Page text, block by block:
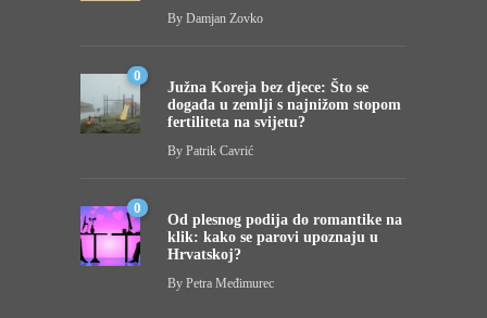
By Damjan Zovko
0
Južna Koreja bez djece: Što se
događa u zemlji s najnižom stopom
fertiliteta na svijetu?
By Patrik Cavrić
0
Od plesnog podija do romantike na
klik: kako se parovi upoznaju u
Hrvatskoj?
By Petra Međimurec